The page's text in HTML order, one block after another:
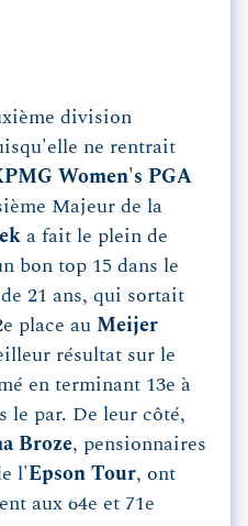
division
ne rentrait
Women's PGA
Majeur de la
a fait le plein de
bon top 15 dans le
21 ans, qui sortait
place au Meijer
résultat sur le
en terminant 13e à
le par. De leur côté,
Broze, pensionnaires
l'Epson Tour, ont
aux 64e et 71e